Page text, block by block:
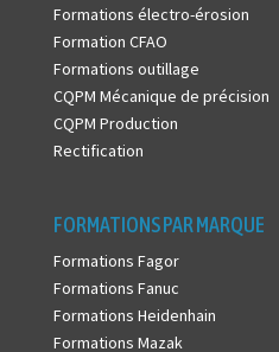
Formations électro-érosion
Formation CFAO
Formations outillage
CQPM Mécanique de précision
CQPM Production
Rectification
FORMATIONS PAR MARQUE
Formations Fagor
Formations Fanuc
Formations Heidenhain
Formations Mazak